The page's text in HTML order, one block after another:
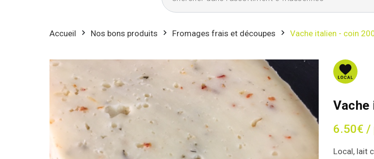
Accueil Nos bons produits Fromages frais et découpes Vache italien - coin
6.50€ /
Local, lait